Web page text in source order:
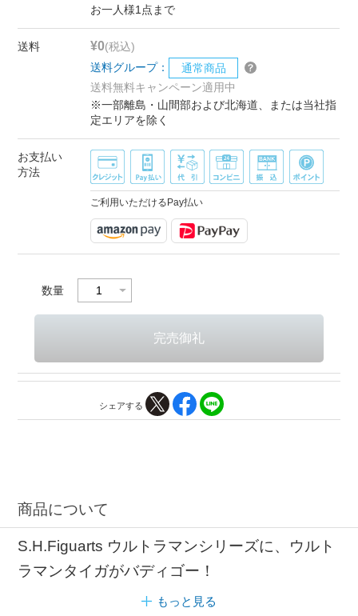
お一人様1点まで
送料 ¥0(税込)
送料グループ：
通常商品
送料無料キャンペーン適用中
※一部離島・山間部および北海道、または当社指
定エリアを除く
お支払い
方法
ご利用いただけるPay払い
数量
シェアする
商品について
S.H.Figuarts ウルトラマンシリーズに、ウルト
ラマンタイガがバディゴー！
もっと見る